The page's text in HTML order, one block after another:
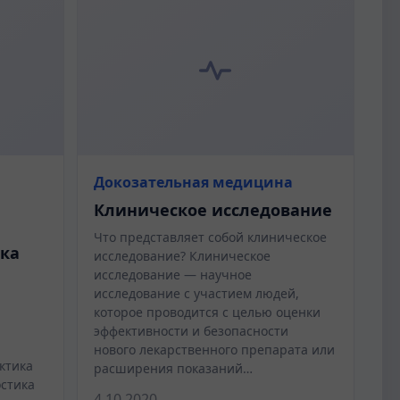
Докозательная медицина
Клиническое исследование
Что представляет собой клиническое
исследование? Клиническое
исследование — научное
исследование с участием людей,
которое проводится с целью оценки
эффективности и безопасности
нового лекарственного препарата или
расширения показаний…